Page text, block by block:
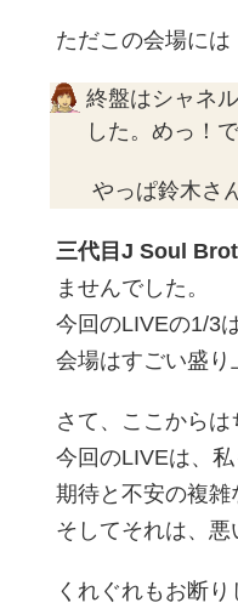
ただこの会場に
終盤はシャネ
した。めっ！
やっぱ鈴木さ
三代目J Soul
ませんでした。
今回のLIVEの1/3
会場はすごい盛り
さて、ここからは
今回のLIVEは、
期待と不安の複雑
そしてそれは、悪
くれぐれもお断